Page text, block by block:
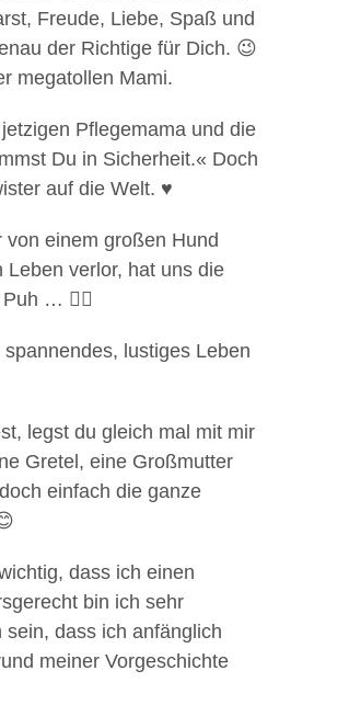
Freude, Liebe, Spaß und
der Richtige für Dich. 😉
megatollen Mami.
Pflegemama und die
Du in Sicherheit.« Doch
auf die Welt. ♥️
einem großen Hund
verlor, hat uns die
… 😮‍💨
lustiges Leben
legst du gleich mal mit mir
Gretel, eine Großmutter
einfach die ganze
dass ich einen
bin ich sehr
dass ich anfänglich
meiner Vorgeschichte